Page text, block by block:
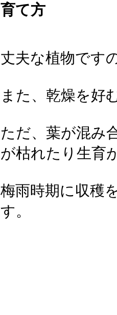
育て方
丈夫な植物です
また、乾燥を好
ただ、葉が混み
が枯れたり生育
梅雨時期に収穫
す。